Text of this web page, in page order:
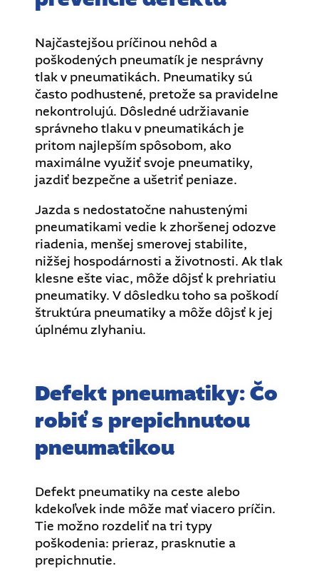
Najčastejšou príčinou nehôd a
poškodených pneumatík je nesprávny
tlak v pneumatikách. Pneumatiky sú
často podhustené, pretože sa pravidelne
nekontrolujú. Dôsledné udržiavanie
správneho tlaku v pneumatikách je
pritom najlepším spôsobom, ako
maximálne využiť svoje pneumatiky,
jazdiť bezpečne a ušetriť peniaze.
Jazda s nedostatočne nahustenými
pneumatikami vedie k zhoršenej odozve
riadenia, menšej smerovej stabilite,
nižšej hospodárnosti a životnosti. Ak tlak
klesne ešte viac, môže dôjsť k prehriatiu
pneumatiky. V dôsledku toho sa poškodí
štruktúra pneumatiky a môže dôjsť k jej
úplnému zlyhaniu.
Defekt pneumatiky: Čo
robiť s prepichnutou
pneumatikou
Defekt pneumatiky na ceste alebo
kdekoľvek inde môže mať viacero príčin.
Tie možno rozdeliť na tri typy
poškodenia: prieraz, prasknutie a
prepichnutie.